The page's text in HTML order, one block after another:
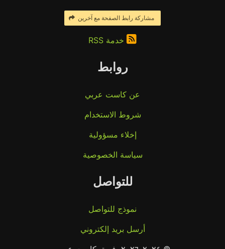
مشاركة رابط الصفحة مع آخرين
خدمة RSS
روابط
عن كاست عربي
شروط الاستخدام
إخلاء مسؤولية
سياسة الخصوصية
للتواصل
نموذج للتواصل
أرسل بريد إلكتروني